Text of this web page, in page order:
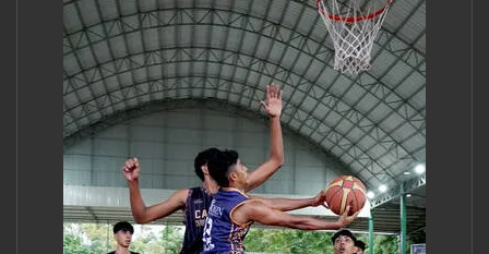
LOCAL
OBITUARY
NEWS 360
CASE DIARY